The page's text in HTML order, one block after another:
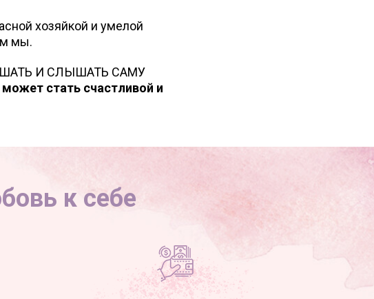
хозяйкой и умелой
мы.
И СЛЫШАТЬ САМУ
стать счастливой и
к себе